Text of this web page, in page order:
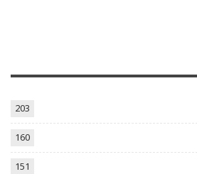
203
160
151